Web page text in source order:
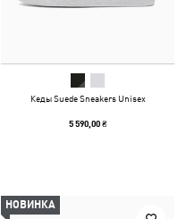
Кеды Suede Sneakers Unisex
5 590,00 ₴
НОВИНКА